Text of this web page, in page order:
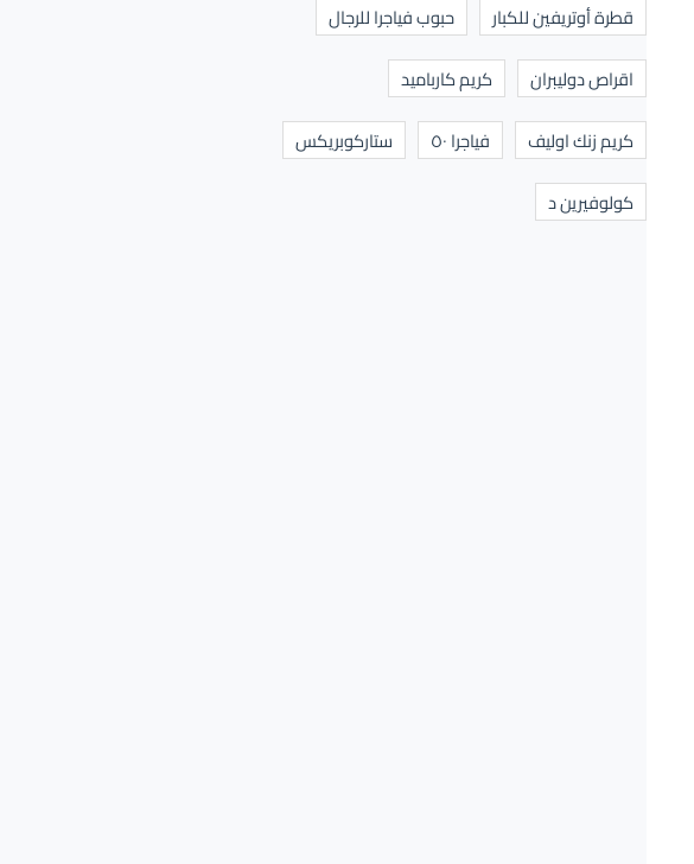
قطرة أوتريفين للكبار
حبوب فياجرا للرجال
اقراص دوليبران
كريم كارباميد
كريم زنك اوليف
فياجرا ٥٠
ستاركوبريكس
كولوفيرين د